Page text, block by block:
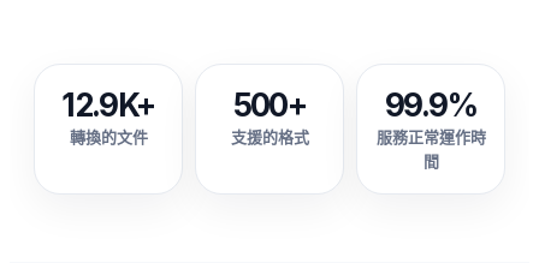
12.9K+
轉換的文件
500+
支援的格式
99.9%
服務正常運作時
間